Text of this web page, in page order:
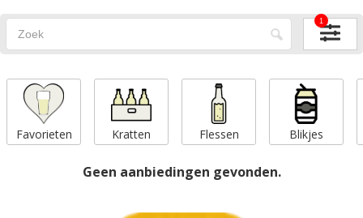
1
Favorieten Kratten Flessen Blikjes
Geen aanbiedingen gevonden.